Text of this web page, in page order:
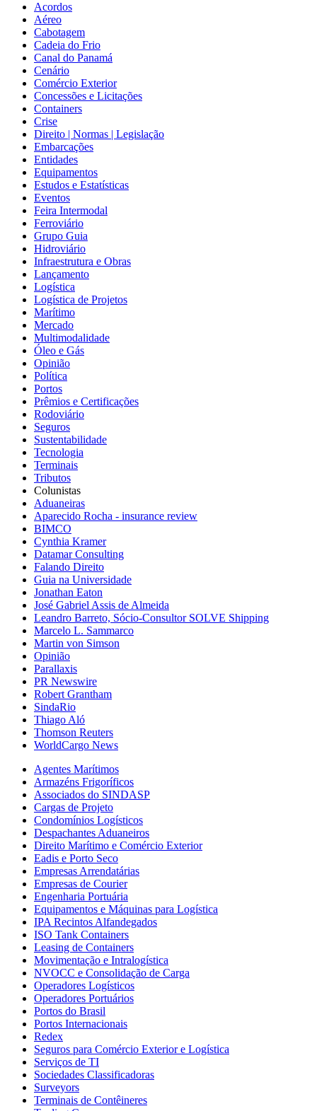
Acordos
Aéreo
Cabotagem
Cadeia do Frio
Canal do Panamá
Cenário
Comércio Exterior
Concessões e Licitações
Containers
Crise
Direito | Normas | Legislação
Embarcações
Entidades
Equipamentos
Estudos e Estatísticas
Eventos
Feira Intermodal
Ferroviário
Grupo Guia
Hidroviário
Infraestrutura e Obras
Lançamento
Logística
Logística de Projetos
Marítimo
Mercado
Multimodalidade
Óleo e Gás
Opinião
Política
Portos
Prêmios e Certificações
Rodoviário
Seguros
Sustentabilidade
Tecnologia
Terminais
Tributos
Colunistas
Aduaneiras
Aparecido Rocha - insurance review
BIMCO
Cynthia Kramer
Datamar Consulting
Falando Direito
Guia na Universidade
Jonathan Eaton
José Gabriel Assis de Almeida
Leandro Barreto, Sócio-Consultor SOLVE Shipping
Marcelo L. Sammarco
Martin von Simson
Opinião
Parallaxis
PR Newswire
Robert Grantham
SindaRio
Thiago Aló
Thomson Reuters
WorldCargo News
Agentes Marítimos
Armazéns Frigoríficos
Associados do SINDASP
Cargas de Projeto
Condomínios Logísticos
Despachantes Aduaneiros
Direito Marítimo e Comércio Exterior
Eadis e Porto Seco
Empresas Arrendatárias
Empresas de Courier
Engenharia Portuária
Equipamentos e Máquinas para Logística
IPA Recintos Alfandegados
ISO Tank Containers
Leasing de Containers
Movimentação e Intralogística
NVOCC e Consolidação de Carga
Operadores Logísticos
Operadores Portuários
Portos do Brasil
Portos Internacionais
Redex
Seguros para Comércio Exterior e Logística
Serviços de TI
Sociedades Classificadoras
Surveyors
Terminais de Contêineres